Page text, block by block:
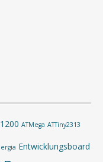
ATMega ATTiny2313
Entwicklungsboard